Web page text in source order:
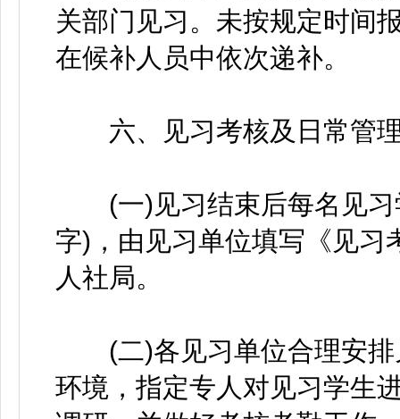
关部门见习。未按规定时间
在候补人员中依次递补。
六、见习考核及日常管
(一)见习结束后每名见习
字)，由见习单位填写《见习
人社局。
(二)各见习单位合理安排
环境，指定专人对见习学生